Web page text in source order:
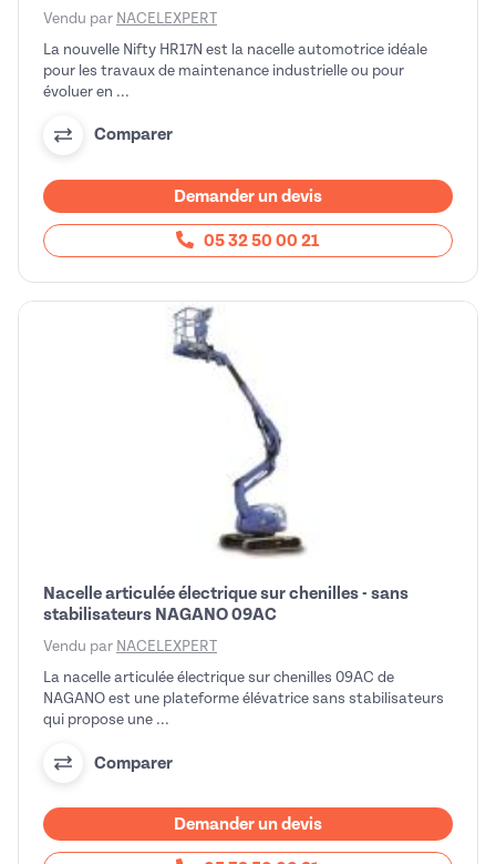
Vendu par NACELEXPERT
La nouvelle Nifty HR17N est la nacelle automotrice idéale
pour les travaux de maintenance industrielle ou pour
évoluer en ...
Comparer
Demander un devis
05 32 50 00 21
Nacelle articulée électrique sur chenilles - sans
stabilisateurs NAGANO 09AC
Vendu par NACELEXPERT
La nacelle articulée électrique sur chenilles 09AC de
NAGANO est une plateforme élévatrice sans stabilisateurs
qui propose une ...
Comparer
Demander un devis